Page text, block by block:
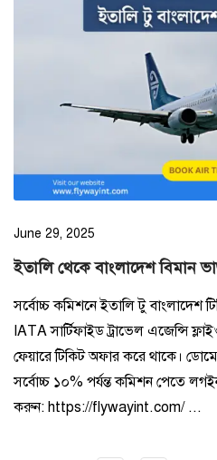
June 29, 2025
ইতালি থেকে বাংলাদেশ বিমান
সর্বোচ্চ কমিশনে ইতালি টু বাংলাদেশ
IATA সার্টিফাইড ট্রাভেল এজেন্সি
ফেয়ারে টিকিট অফার করে থাকে।
সর্বোচ্চ ১০% পর্যন্ত কমিশন পেতে
করুন: https://flywayint.com/ ...